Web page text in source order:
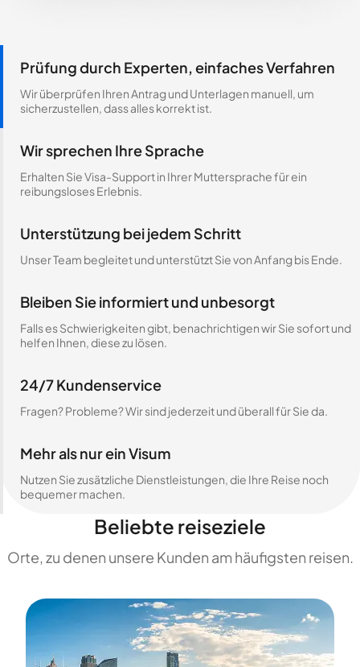
Prüfung durch Experten, einfaches Verfahren
Wir überprüfen Ihren Antrag und Unterlagen manuell, um
sicherzustellen, dass alles korrekt ist.
Wir sprechen Ihre Sprache
Erhalten Sie Visa-Support in Ihrer Muttersprache für ein
reibungsloses Erlebnis.
Unterstützung bei jedem Schritt
Unser Team begleitet und unterstützt Sie von Anfang bis Ende.
Bleiben Sie informiert und unbesorgt
Falls es Schwierigkeiten gibt, benachrichtigen wir Sie sofort und
helfen Ihnen, diese zu lösen.
24/7 Kundenservice
Fragen? Probleme? Wir sind jederzeit und überall für Sie da.
Mehr als nur ein Visum
Nutzen Sie zusätzliche Dienstleistungen, die Ihre Reise noch
bequemer machen.
Beliebte reiseziele
Orte, zu denen unsere Kunden am häufigsten reisen.